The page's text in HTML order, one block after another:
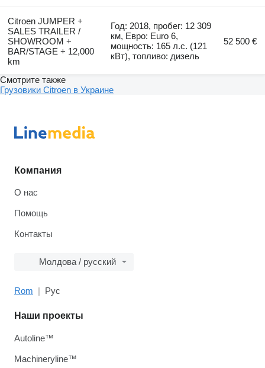
Citroen JUMPER +
SALES TRAILER /
SHOWROOM +
BAR/STAGE + 12,000
km
Год: 2018, пробег: 12 309
км, Евро: Euro 6,
мощность: 165 л.с. (121
кВт), топливо: дизель
52 500 €
Смотрите также
Грузовики Citroen в Украине
Компания
О нас
Помощь
Контакты
Молдова / русский
Rom Рус
Наши проекты
Autoline™
Machineryline™